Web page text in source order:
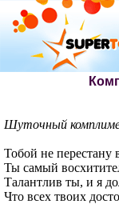
Шуточный
Тобой не перестану
Ты самый
Талантлив ты, и я
Что всех твоих